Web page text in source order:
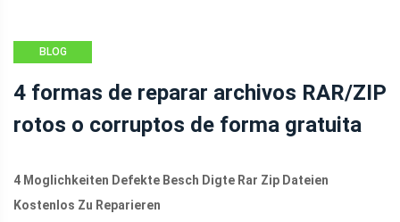
BLOG
4 formas de reparar archivos RAR/ZIP
rotos o corruptos de forma gratuita
4 Moglichkeiten Defekte Besch Digte Rar Zip Dateien
Kostenlos Zu Reparieren